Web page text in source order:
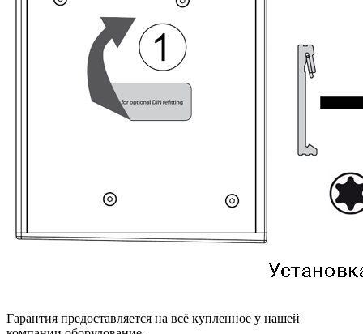
Гарантия предоставляется на всё купленное у нашей